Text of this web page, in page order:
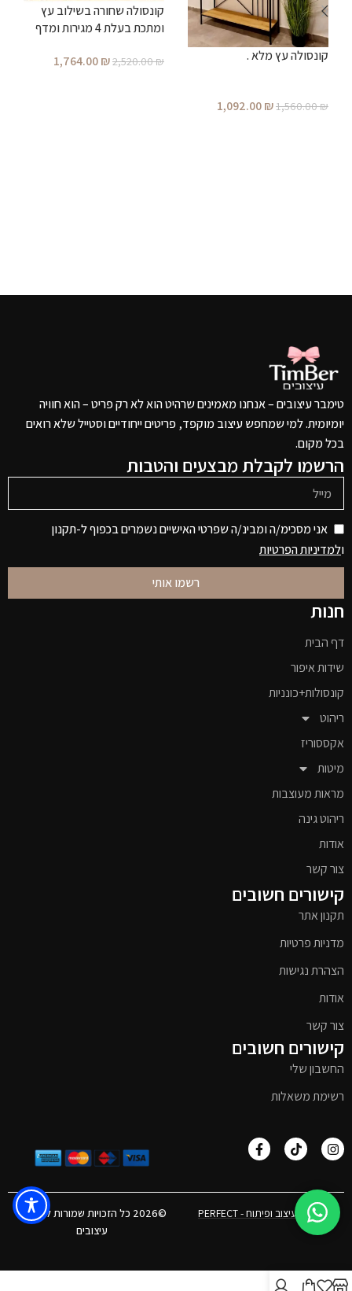
קונסולה עץ מלא .
1,560.00₪
1,092.00₪
קונסולה שחורה בשילוב עץ
ומתכת בעלת 4 מגירות ומדף
2,520.00₪
1,764.00₪
טימבר עיצובים – אנחנו מאמינים שרהיט הוא לא רק פריט – הוא חוויה
יומיומית. למי שמחפש עיצוב מוקפד, פריטים ייחודיים וסטייל שלא רואים
בכל מקום.
הרשמו לקבלת מבצעים והטבות
אני מסכימ/ה ומבינ/ה שפרטי האישיים נשמרים בכפוף ל-תקנון
ולמדיניות הפרטיות
רשמו אותי
חנות
דף הבית
שידות איפור
קונסולות+כונניות
ריהוט
אקססוריז
מיטות
מראות מעוצבות
ריהוט גינה
אודות
צור קשר
קישורים חשובים
תקנון אתר
מדניות פרטיות
הצהרת נגישות
אודות
צור קשר
קישורים חשובים
החשבון שלי
רשימת משאלות
אפיון, עיצוב ופיתוח - PERFECT
©2026 כל הזכויות שמורות לטימבר
עיצובים